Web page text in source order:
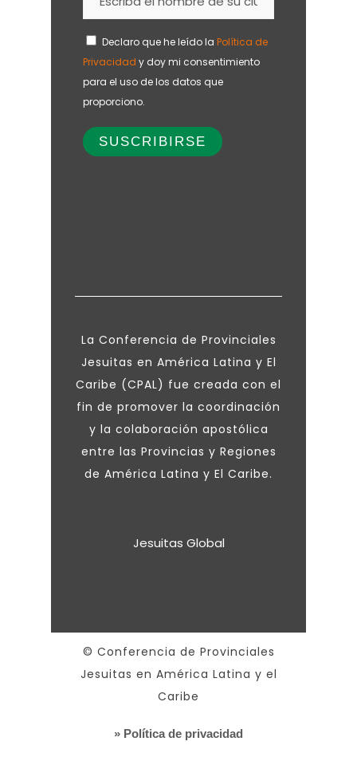
Declaro que he leído la Política de
Privacidad y doy mi consentimiento
para el uso de los datos que
proporciono.
La Conferencia de Provinciales
Jesuitas en América Latina y El
Caribe (CPAL) fue creada con el
fin de promover la coordinación
y la colaboración apostólica
entre las Provincias y Regiones
de América Latina y El Caribe.
Jesuitas Global
© Conferencia de Provinciales
Jesuitas en América Latina y el
Caribe
» Política de privacidad